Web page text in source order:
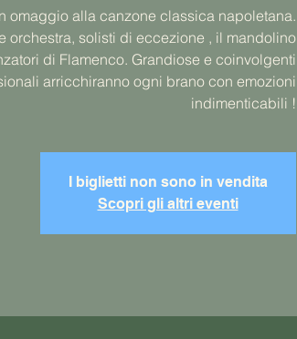
omaggio alla canzone classica napoletana.
orchestra, solisti di eccezione , il mandolino
di Flamenco. Grandiose e coinvolgenti
arricchiranno ogni brano con emozioni
indimenticabili !
I biglietti non sono in vendita
Scopri gli altri eventi